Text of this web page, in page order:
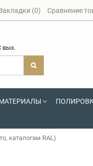
(0) Сравнение
вых.
каталогам RAL)